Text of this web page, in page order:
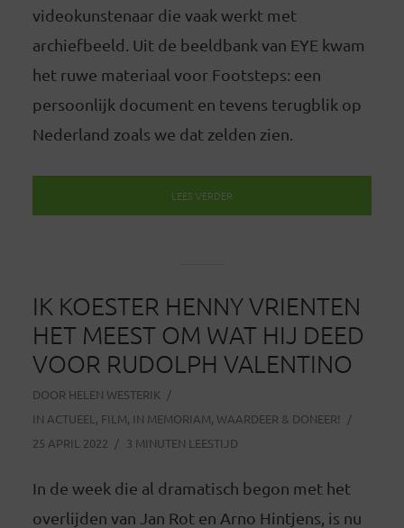
videokunstenaar die vaak werkt met
archiefbeeld. Uit de beeldbank van EYE kwam
het ruwe materiaal voor Footsteps: een
persoonlijk document en tevens terugblik op
Nederland zoals we dat zelden zien.
LEES VERDER
IK KOESTER HENNY VRIENTEN
HET MEEST OM WAT HIJ DEED
VOOR RUDOLPH VALENTINO
DOOR HELEN WESTERIK
IN ACTUEEL , FILM, IN MEMORIAM, WAARDEER & DONEER!
25 APRIL 2022
3 MINUTEN LEESTIJD
In de week die al dramatisch begon met het
overlijden van Jan Rot en Arno Hintjens, is nu